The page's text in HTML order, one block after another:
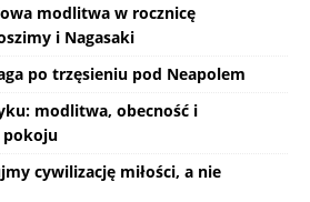
modlitwa w rocznicę
i Nagasaki
po trzęsieniu pod Neapolem
modlitwa, obecność i
pokoju
cywilizację miłości, a nie